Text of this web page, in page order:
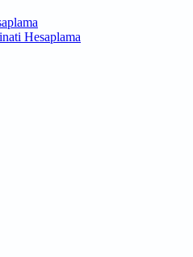
Hesaplama